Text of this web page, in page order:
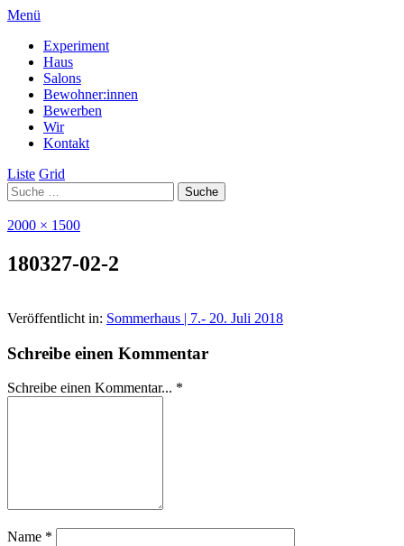
Menü
Experiment
Haus
Salons
Bewohner:innen
Bewerben
Wir
Kontakt
Liste Grid
2000 × 1500
180327-02-2
Veröffentlicht in: Sommerhaus | 7.- 20. Juli 2018
Schreibe einen Kommentar
Schreibe einen Kommentar... *
Name *